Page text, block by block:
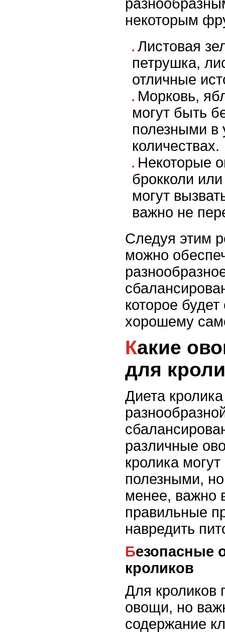
некоторым
Листовая
петрушка,
отличные
Морковь,
могут быть
полезными в
количествах.
Некоторые
брокколи
могут
важно не
Следуя этим
можно
которое будет
хорошему
Какие овощи безопасны
для
Диета
различные
кролика
полезными,
менее, важно
правильные
навредить
Безопасные овощи для
кроликов
Для кроликов
овощи, но
содержание